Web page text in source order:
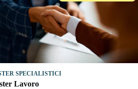
SPECIALISTICI
Lavoro